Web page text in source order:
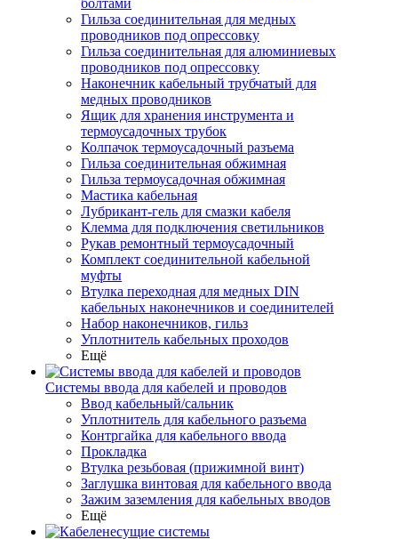
болтами
Гильза соединительная для медных
проводников под опрессовку
Гильза соединительная для алюминиевых
проводников под опрессовку
Наконечник кабельный трубчатый для
медных проводников
Ящик для хранения инструмента и
термоусадочных трубок
Колпачок термоусадочный разъема
Гильза соединительная обжимная
Гильза термоусадочная обжимная
Мастика кабельная
Лубрикант-гель для смазки кабеля
Клемма для подключения светильников
Рукав ремонтный термоусадочный
Комплект соединительной кабельной
муфты
Втулка переходная для медных DIN
кабельных наконечников и соединителей
Набор наконечников, гильз
Уплотнитель кабельных проходов
Ещё
Системы ввода для кабелей и проводов
Ввод кабельный/сальник
Уплотнитель для кабельного разъема
Контргайка для кабельного ввода
Прокладка
Втулка резьбовая (прижимной винт)
Заглушка винтовая для кабельного ввода
Зажим заземления для кабельных вводов
Ещё